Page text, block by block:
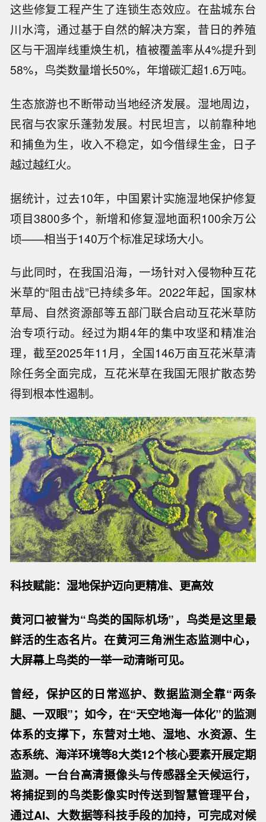
这些修复工程产生了连锁生态效应。在盐城东台
川水湾，通过基于自然的解决方案，昔日的养殖
区与干涸岸线重焕生机，植被覆盖率从4%提升到
58%，鸟类数量增长50%，年增碳汇超1.6万吨。
生态旅游也不断带动当地经济发展。湿地周边，
民宿与农家乐蓬勃发展。村民坦言，以前靠种地
和捕鱼为生，收入不稳定，如今借绿生金，日子
越过越红火。
据统计，过去10年，中国累计实施湿地保护修复
项目3800多个，新增和修复湿地面积100余万公
顷——相当于140万个标准足球场大小。
与此同时，在我国沿海，一场针对入侵物种互花
米草的“阻击战”已持续多年。2022年起，国家林
草局、自然资源部等五部门联合启动互花米草防
治专项行动。经过为期4年的集中攻坚和精准治
理，截至2025年11月，全国146万亩互花米草清
除任务全面完成，互花米草在我国无限扩散态势
得到根本性遏制。
科技赋能：湿地保护迈向更精准、更高效
黄河口被誉为“鸟类的国际机场”，鸟类是这里最
鲜活的生态名片。在黄河三角洲生态监测中心，
大屏幕上鸟类的一举一动清晰可见。
曾经，保护区的日常巡护、数据监测全靠“两条
腿、一双眼”；如今，在“天空地海一体化”的监测
体系的支撑下，东营对土地、湿地、水资源、生
态系统、海洋环境等8大类12个核心要素开展定期
监测。一台台高清摄像头与传感器全天候运行，
将捕捉到的鸟类影像实时传送到智慧管理平台，
通过AI、大数据等科技手段的加持，可完成对候